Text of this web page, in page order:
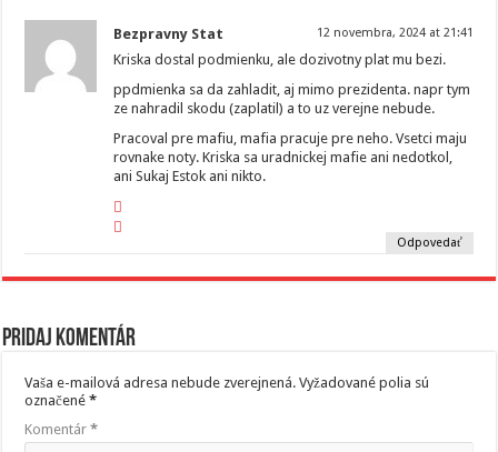
Bezpravny Stat 12 novembra, 2024 at 21:41
Kriska dostal podmienku, ale dozivotny plat mu bezi.
ppdmienka sa da zahladit, aj mimo prezidenta. napr tym
ze nahradil skodu (zaplatil) a to uz verejne nebude.
Pracoval pre mafiu, mafia pracuje pre neho. Vsetci maju
rovnake noty. Kriska sa uradnickej mafie ani nedotkol,
ani Sukaj Estok ani nikto.
Odpovedať
Pridaj komentár
Vaša e-mailová adresa nebude zverejnená. Vyžadované polia sú
označené*
Komentár*